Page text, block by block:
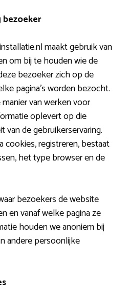
maakt gebruik van
om bij te houden wie de
bezoeker zich op de
pagina’s worden bezocht.
van werken voor
oplevert op die
van de gebruikerservaring.
cookies, registreren, bestaat
het type browser en de
bezoekers de website
en vanaf welke pagina ze
houden we anoniem bij
andere persoonlijke